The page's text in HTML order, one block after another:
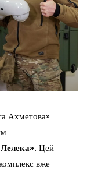
Ахметова»
Цей
вже